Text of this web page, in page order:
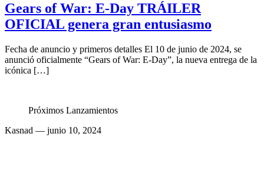
Gears of War: E-Day TRÁILER
OFICIAL genera gran entusiasmo
Fecha de anuncio y primeros detalles El 10 de junio de 2024, se
anunció oficialmente “Gears of War: E-Day”, la nueva entrega de la
icónica […]
Próximos Lanzamientos
Kasnad — junio 10, 2024